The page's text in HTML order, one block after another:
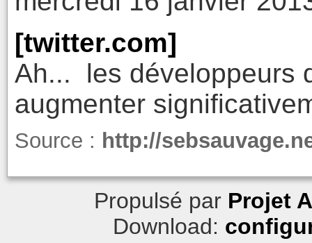
[twitter.com]
Ah... les développeurs
augmenter
Source : http://
Propulsé par Projet
Download: